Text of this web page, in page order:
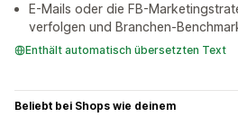
E-Mails oder die FB-
verfolgen und Branchen-
Enthält automatisch übersetzten Text
Beliebt bei Shops wie deinem